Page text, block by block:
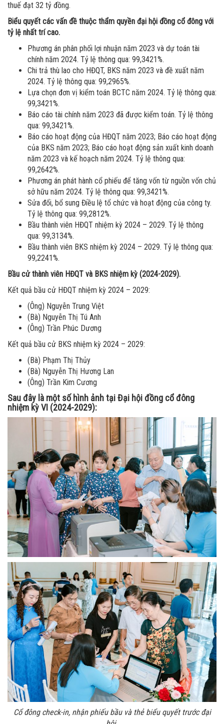
thuế đạt 32 tỷ đồng.
Biểu quyết các vấn đề thuộc thẩm quyền đại hội đồng cổ đông với
tỷ lệ nhất trí cao.
Phương án phân phối lợi nhuận năm 2023 và dự toán tài
chính năm 2024. Tỷ lệ thông qua: 99,3421%.
Chi trả thù lao cho HĐQT, BKS năm 2023 và đề xuất năm
2024. Tỷ lệ thông qua: 99,2965%.
Lựa chọn đơn vị kiểm toán BCTC năm 2024. Tỷ lệ thông qua:
99,3421%.
Báo cáo tài chính năm 2023 đã được kiểm toán. Tỷ lệ thông
qua: 99,3421%.
Báo cáo hoạt động của HĐQT năm 2023; Báo cáo hoạt động
của BKS năm 2023; Báo cáo hoạt động sản xuất kinh doanh
năm 2023 và kế hoạch năm 2024. Tỷ lệ thông qua:
99,2642%.
Phương án phát hành cổ phiếu để tăng vốn từ nguồn vốn chủ
sở hữu năm 2024. Tỷ lệ thông qua: 99,3421%.
Sửa đổi, bổ sung Điều lệ tổ chức và hoạt động của công ty.
Tỷ lệ thông qua: 99,2812%.
Bầu thành viên HĐQT nhiệm kỳ 2024 – 2029. Tỷ lệ thông
qua: 99,3134%.
Bầu thành viên BKS nhiệm kỳ 2024 – 2029. Tỷ lệ thông qua:
99,2241%.
Bầu cử thành viên HĐQT và BKS nhiệm kỳ (2024-2029).
Kết quả bầu cử HĐQT nhiệm kỳ 2024 – 2029:
(Ông) Nguyễn Trung Việt
(Bà) Nguyễn Thị Tú Anh
(Ông) Trần Phúc Dương
Kết quả bầu cử BKS nhiệm kỳ 2024 – 2029:
(Bà) Phạm Thị Thủy
(Bà) Nguyễn Thị Hương Lan
(Ông) Trần Kim Cương
Sau đây là một số hình ảnh tại Đại hội đồng cổ đông
nhiệm kỳ VI (2024-2029):
Cổ đông check-in, nhận phiếu bầu và thẻ biểu quyết trước đại